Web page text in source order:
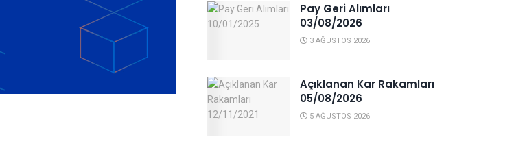
Pay Geri Alımları
03/08/2026
3 AĞUSTOS 2026
Açıklanan Kar Rakamları
05/08/2026
5 AĞUSTOS 2026